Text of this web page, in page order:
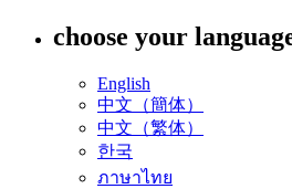
choose your
English
中文（簡体）
中文（繁体）
한국
ภาษาไทย